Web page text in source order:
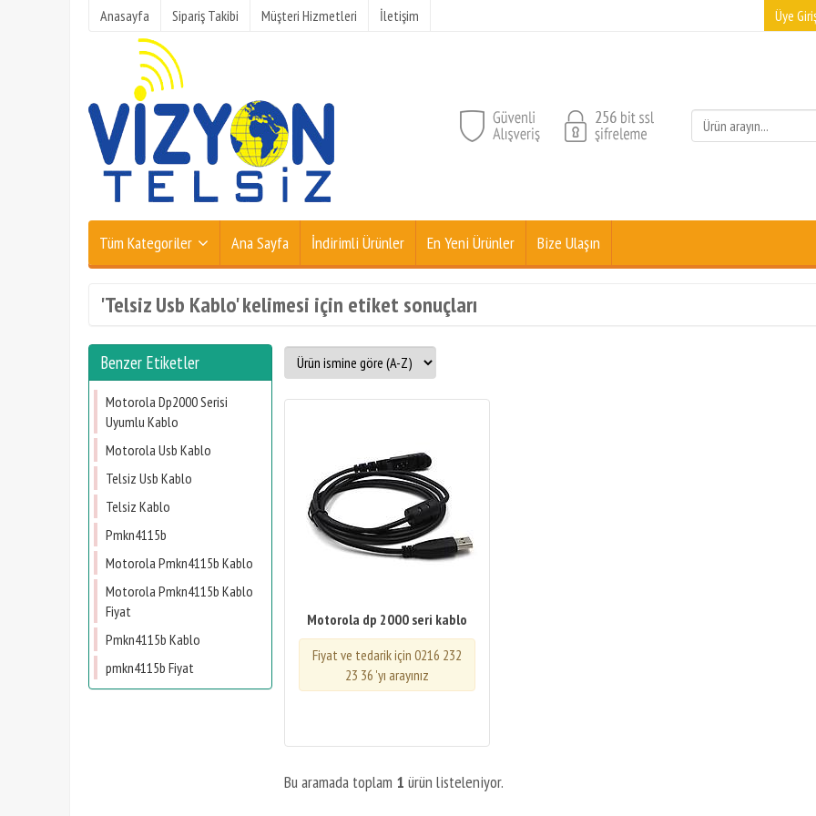
Anasayfa Sipariş Takibi Müşteri Hizmetleri İletişim Üye
Tüm Kategoriler Ana Sayfa İndirimli Ürünler En Yeni Ürünler Bize Ulaşın
'Telsiz Usb Kablo' kelimesi için etiket sonuçları
Benzer Etiketler
Motorola Dp2000 Serisi
Uyumlu Kablo
Motorola Usb Kablo
Telsiz Usb Kablo
Telsiz Kablo
Pmkn4115b
Motorola Pmkn4115b Kablo
Motorola Pmkn4115b Kablo
Fiyat
Pmkn4115b Kablo
​pmkn4115b Fiyat
Motorola dp 2000 seri kablo
Fiyat ve tedarik için 0216 232
23 36 'yı arayınız
Bu aramada toplam 1 ürün listeleniyor.